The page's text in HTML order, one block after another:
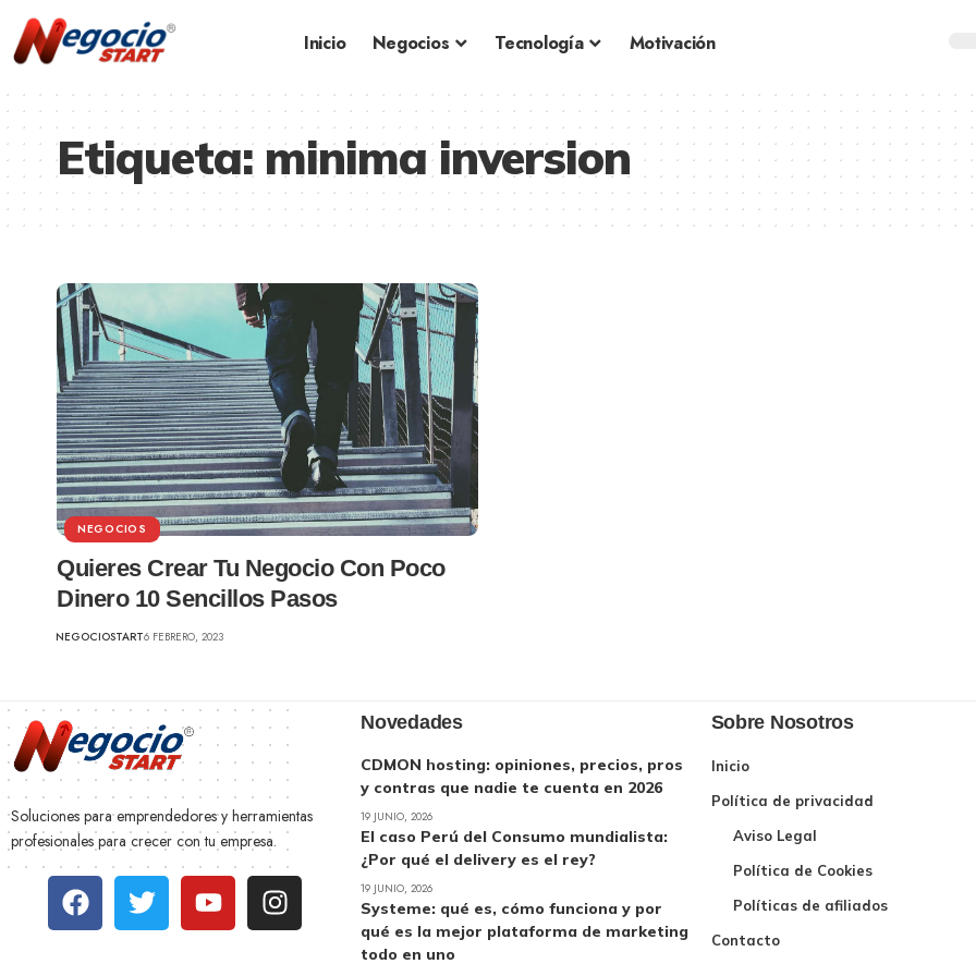
Inicio Negocios Tecnología Motivación
Etiqueta: minima inversion
NEGOCIOS
Quieres Crear Tu Negocio Con Poco
Dinero 10 Sencillos Pasos
NEGOCIOSTART6 FEBRERO, 2023
Soluciones para emprendedores y herramientas
profesionales para crecer con tu empresa.
Novedades
CDMON hosting: opiniones, precios, pros
y contras que nadie te cuenta en 2026
19 JUNIO, 2026
El caso Perú del Consumo mundialista:
¿Por qué el delivery es el rey?
19 JUNIO, 2026
Systeme: qué es, cómo funciona y por
qué es la mejor plataforma de marketing
todo en uno
Sobre Nosotros
Inicio
Política de privacidad
Aviso Legal
Política de Cookies
Políticas de afiliados
Contacto